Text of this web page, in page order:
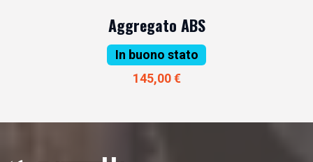
Aggregato ABS
In buono stato
145,00 €